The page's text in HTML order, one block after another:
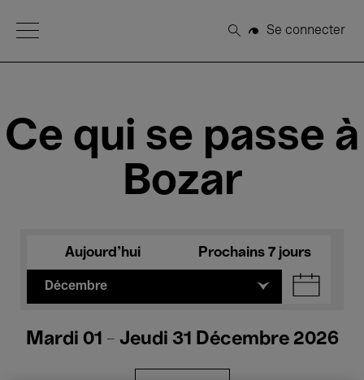
Open Menu
Rechercher
Se connecter
Ce qui se passe à
Bozar
Aujourd'hui Prochains 7 jours
Décembre
Mardi 01 - Jeudi 31 Décembre 2026